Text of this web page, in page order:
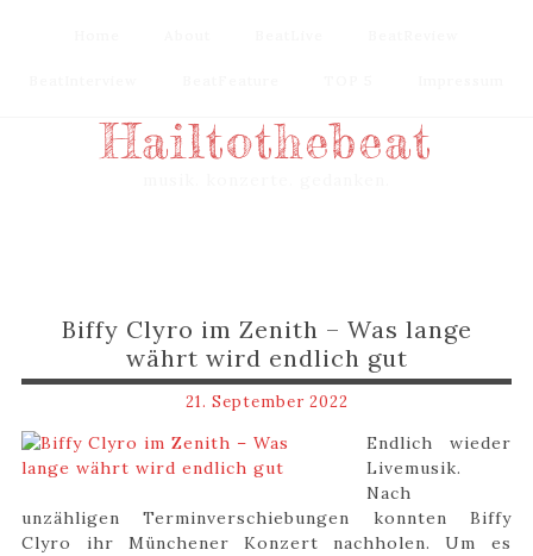
Hailtothebeat
Biffy Clyro im Zenith – Was lange
währt wird endlich gut
21. September 2022
Endlich wieder
Livemusik.
Nach
unzähligen Terminverschiebungen konnten Biffy
Clyro ihr Münchener Konzert nachholen. Um es